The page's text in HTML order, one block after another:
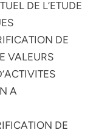
DE L’ETUDE
DE
VALEURS
A
DE